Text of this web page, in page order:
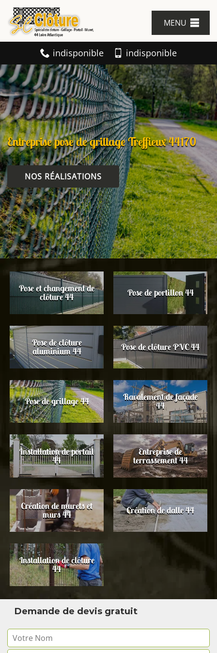
MENU
indisponible indisponible
Entreprise pose de grillage Treffieux 44170
NOS RÉALISATIONS
Pose et changement de
clôture 44 Pose de portillon 44
Pose de clôture
aluminium 44 Pose de clôture PVC 44
Pose de grillage 44 Ravalement de façade
44
Installation de portail
44
Entreprise de
terrassement 44
Création de murets et
murs 44 Création de dalle 44
Installation de clôture
44
Demande de devis gratuit